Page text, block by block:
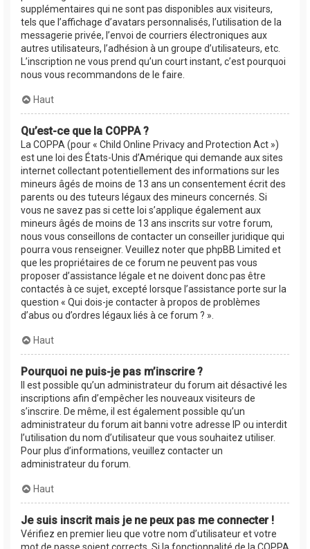
supplémentaires qui ne sont pas disponibles aux visiteurs,
tels que l’affichage d’avatars personnalisés, l’utilisation de la
messagerie privée, l’envoi de courriers électroniques aux
autres utilisateurs, l’adhésion à un groupe d’utilisateurs, etc.
L’inscription ne vous prend qu’un court instant, c’est pourquoi
nous vous recommandons de le faire.
Haut
Qu’est-ce que la COPPA ?
La COPPA (pour « Child Online Privacy and Protection Act »)
est une loi des États-Unis d’Amérique qui demande aux sites
internet collectant potentiellement des informations sur les
mineurs âgés de moins de 13 ans un consentement écrit des
parents ou des tuteurs légaux des mineurs concernés. Si
vous ne savez pas si cette loi s’applique également aux
mineurs âgés de moins de 13 ans inscrits sur votre forum,
nous vous conseillons de contacter un conseiller juridique qui
pourra vous renseigner. Veuillez noter que phpBB Limited et
que les propriétaires de ce forum ne peuvent pas vous
proposer d’assistance légale et ne doivent donc pas être
contactés à ce sujet, excepté lorsque l’assistance porte sur la
question « Qui dois-je contacter à propos de problèmes
d’abus ou d’ordres légaux liés à ce forum ? ».
Haut
Pourquoi ne puis-je pas m’inscrire ?
Il est possible qu’un administrateur du forum ait désactivé les
inscriptions afin d’empêcher les nouveaux visiteurs de
s’inscrire. De même, il est également possible qu’un
administrateur du forum ait banni votre adresse IP ou interdit
l’utilisation du nom d’utilisateur que vous souhaitez utiliser.
Pour plus d’informations, veuillez contacter un
administrateur du forum.
Haut
Je suis inscrit mais je ne peux pas me connecter !
Vérifiez en premier lieu que votre nom d’utilisateur et votre
mot de passe soient corrects. Si la fonctionnalité de la COPPA